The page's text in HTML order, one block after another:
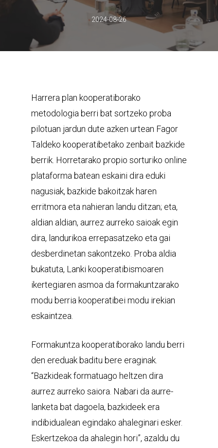
2024-08-26
Harrera plan kooperatiborako
metodologia berri bat sortzeko proba
pilotuan jardun dute azken urtean Fagor
Taldeko kooperatibetako zenbait bazkide
berrik. Horretarako propio sorturiko online
plataforma batean eskaini dira eduki
nagusiak, bazkide bakoitzak haren
erritmora eta nahieran landu ditzan; eta,
aldian aldian, aurrez aurreko saioak egin
dira, landurikoa errepasatzeko eta gai
desberdinetan sakontzeko. Proba aldia
bukatuta, Lanki kooperatibismoaren
ikertegiaren asmoa da formakuntzarako
modu berria kooperatibei modu irekian
eskaintzea.
Formakuntza kooperatiborako landu berri
den ereduak baditu bere eraginak.
“Bazkideak formatuago heltzen dira
aurrez aurreko saiora. Nabari da aurre-
lanketa bat dagoela, bazkideek era
indibidualean egindako ahaleginari esker.
Eskertzekoa da ahalegin hori”, azaldu du